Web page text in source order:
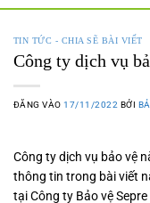
TIN TỨC - CHIA SẼ BÀI VIẾT
Công ty dịch vụ
ĐĂNG VÀO17/11/2022 BỞI
Công ty dịch vụ bảo vệ
thông tin trong bài viết
tại Công ty Bảo vệ